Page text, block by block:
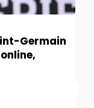
Germain